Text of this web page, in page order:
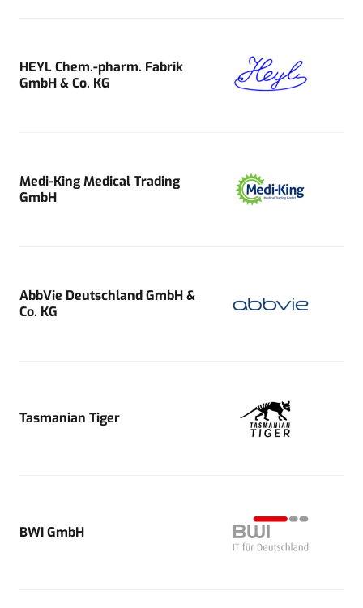
HEYL Chem.-pharm. Fabrik
GmbH & Co. KG
Medi-King Medical Trading
GmbH
AbbVie Deutschland GmbH &
Co. KG
Tasmanian Tiger
BWI GmbH